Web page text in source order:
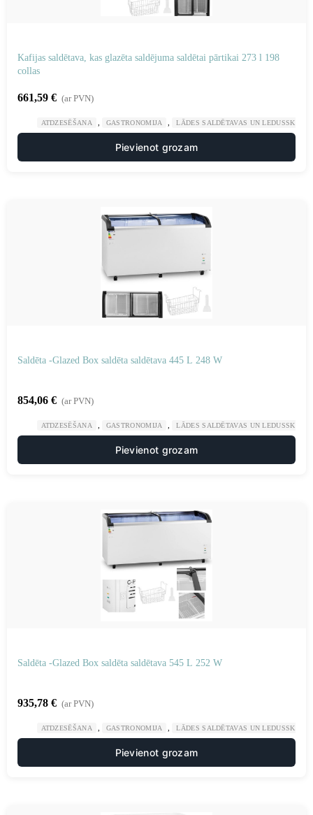
Kafijas saldētava, kas glazēta saldējuma saldētai pārtikai 273 l 198
collas
661,59 € (ar PVN)
ATDZESĒŠANA GASTRONOMIJA LĀDES SALDĒTAVAS UN LEDUSSKAPJI
Pievienot grozam
Saldēta -Glazed Box saldēta saldētava 445 L 248 W
854,06 € (ar PVN)
ATDZESĒŠANA GASTRONOMIJA LĀDES SALDĒTAVAS UN LEDUSSKAPJI
Pievienot grozam
Saldēta -Glazed Box saldēta saldētava 545 L 252 W
935,78 € (ar PVN)
ATDZESĒŠANA GASTRONOMIJA LĀDES SALDĒTAVAS UN LEDUSSKAPJI
Pievienot grozam